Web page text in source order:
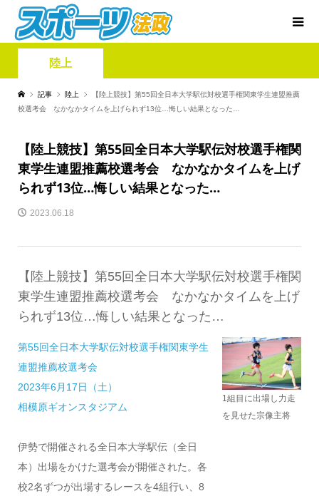
陸上
記事 陸上
【陸上競技】第55回全日本大学駅伝対校選手権関東学生連盟推薦
校選考会 なかなかタイムを上げられず13位…悔しい結果となった…
【陸上競技】第55回全日本大学駅伝対校選手権関
東学生連盟推薦校選考会 なかなかタイムを上げ
られず13位…悔しい結果となった…
2023.06.18
【陸上競技】第55回全日本大学駅伝対校選手権関
東学生連盟推薦校選考会 なかなかタイムを上げ
られず13位…悔しい結果となった…
第55回全日本大学駅伝対校選手権関東学生
連盟推薦校選考会
2023年6月17日（土）
相模原ギオンスタジアム
伊勢で開催される全日本大学駅伝（全日
本）出場をかけた選考会が開催された。各
校2名ずつが出場するレースを4組行い、8
1組目に出場し力走
を見せた宗像主将